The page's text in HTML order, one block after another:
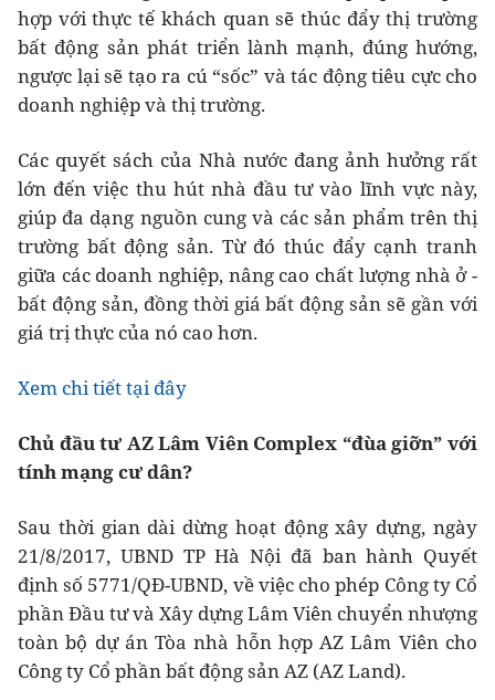
hợp với thực tế khách quan sẽ thúc đẩy thị trường
bất động sản phát triển lành mạnh, đúng hướng,
ngược lại sẽ tạo ra cú “sốc” và tác động tiêu cực cho
doanh nghiệp và thị trường.
Các quyết sách của Nhà nước đang ảnh hưởng rất
lớn đến việc thu hút nhà đầu tư vào lĩnh vực này,
giúp đa dạng nguồn cung và các sản phẩm trên thị
trường bất động sản. Từ đó thúc đẩy cạnh tranh
giữa các doanh nghiệp, nâng cao chất lượng nhà ở -
bất động sản, đồng thời giá bất động sản sẽ gần với
giá trị thực của nó cao hơn.
Xem chi tiết tại đây
Chủ đầu tư AZ Lâm Viên Complex “đùa giỡn” với
tính mạng cư dân?
Sau thời gian dài dừng hoạt động xây dựng, ngày
21/8/2017, UBND TP Hà Nội đã ban hành Quyết
định số 5771/QĐ-UBND, về việc cho phép Công ty Cổ
phần Đầu tư và Xây dựng Lâm Viên chuyển nhượng
toàn bộ dự án Tòa nhà hỗn hợp AZ Lâm Viên cho
Công ty Cổ phần bất động sản AZ (AZ Land).